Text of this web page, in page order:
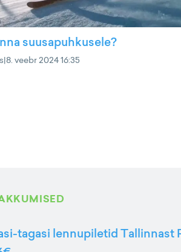
suusapuhkusele?
|8. veebr 2024 16:35
tagasi lennupiletid Tallinnast